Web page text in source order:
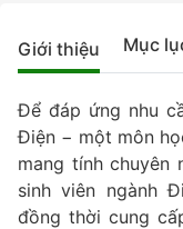
Giới thiệu Mục
Để đáp ứng nhu
Điện − một môn
mang tính chuyên
sinh viên ngành
đồng thời cung